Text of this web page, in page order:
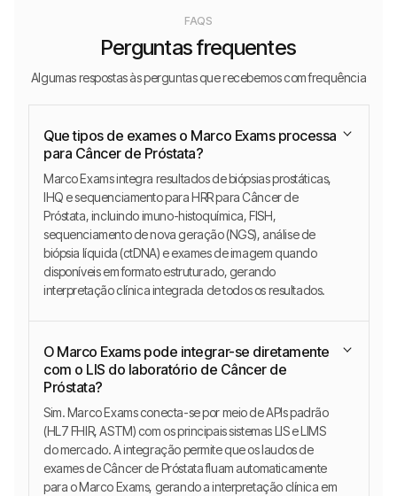
FAQS
Perguntas frequentes
Algumas respostas às perguntas que recebemos com frequência
Que tipos de exames o Marco Exams processa
para Câncer de Próstata?
Marco Exams integra resultados de biópsias prostáticas,
IHQ e sequenciamento para HRR para Câncer de
Próstata, incluindo imuno-histoquímica, FISH,
sequenciamento de nova geração (NGS), análise de
biópsia líquida (ctDNA) e exames de imagem quando
disponíveis em formato estruturado, gerando
interpretação clínica integrada de todos os resultados.
O Marco Exams pode integrar-se diretamente
com o LIS do laboratório de Câncer de
Próstata?
Sim. Marco Exams conecta-se por meio de APIs padrão
(HL7 FHIR, ASTM) com os principais sistemas LIS e LIMS
do mercado. A integração permite que os laudos de
exames de Câncer de Próstata fluam automaticamente
para o Marco Exams, gerando a interpretação clínica em